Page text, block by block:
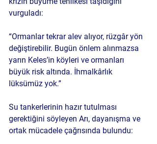
vurguladı:
“Ormanlar tekrar alev alıyor, rüzgâr yön
değiştirebilir. Bugün önlem alınmazsa
yarın Keles’in köyleri ve ormanları
büyük risk altında. İhmalkârlık
lüksümüz yok.”
Su tankerlerinin hazır tutulması
gerektiğini söyleyen Arı, dayanışma ve
ortak mücadele çağrısında bulundu: